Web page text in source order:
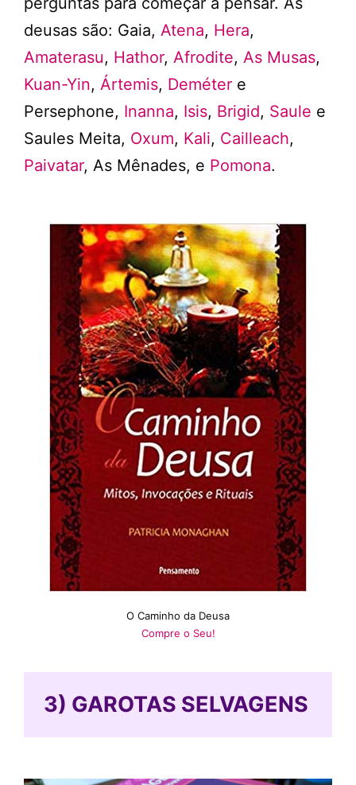
deusas são: Gaia, Atena, Hera,
Amaterasu, Hathor, Afrodite, As Musas,
Kuan-Yin, Ártemis, Deméter e
Persephone, Inanna, Isis, Brigid, Saule e
Saules Meita, Oxum, Kali, Cailleach,
Paivatar, As Mênades, e Pomona.
O Caminho da Deusa
Compre o Seu!
3) GAROTAS SELVAGENS